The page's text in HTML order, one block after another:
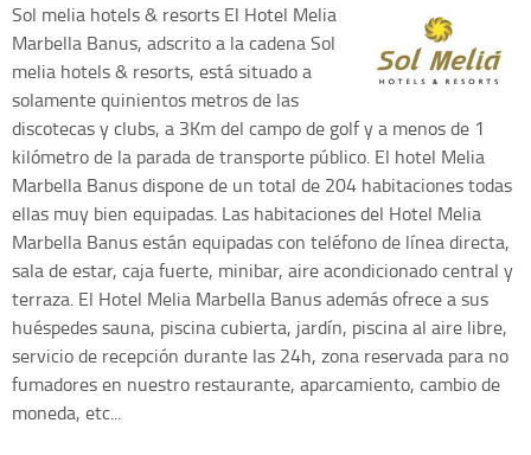
Sol melia hotels & resorts El Hotel Melia
Marbella Banus, adscrito a la cadena Sol
melia hotels & resorts, está situado a
solamente quinientos metros de las
discotecas y clubs, a 3Km del campo de golf y a menos de 1
kilómetro de la parada de transporte público. El hotel Melia
Marbella Banus dispone de un total de 204 habitaciones todas
ellas muy bien equipadas. Las habitaciones del Hotel Melia
Marbella Banus están equipadas con teléfono de línea directa,
sala de estar, caja fuerte, minibar, aire acondicionado central y
terraza. El Hotel Melia Marbella Banus además ofrece a sus
huéspedes sauna, piscina cubierta, jardín, piscina al aire libre,
servicio de recepción durante las 24h, zona reservada para no
fumadores en nuestro restaurante, aparcamiento, cambio de
moneda, etc...